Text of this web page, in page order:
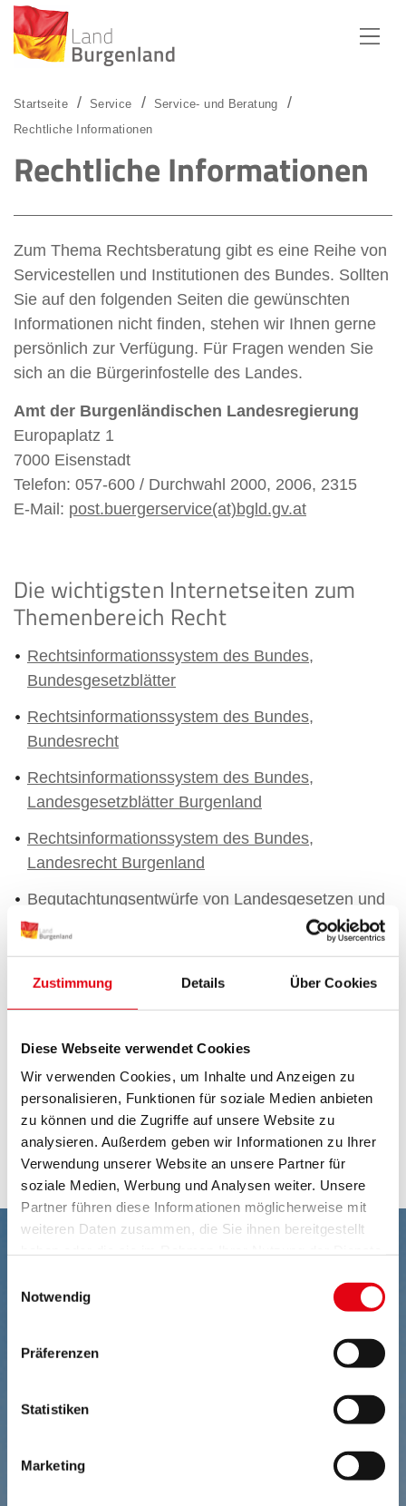
Zustimmung Details Über Cookies
Diese Webseite verwendet Cookies
Wir verwenden Cookies, um Inhalte und Anzeigen zu
personalisieren, Funktionen für soziale Medien anbieten
zu können und die Zugriffe auf unsere Website zu
analysieren. Außerdem geben wir Informationen zu Ihrer
Verwendung unserer Website an unsere Partner für
soziale Medien, Werbung und Analysen weiter. Unsere
Partner führen diese Informationen möglicherweise mit
weiteren Daten zusammen, die Sie ihnen bereitgestellt
Notwendig
Präferenzen
Statistiken
Marketing
Startseite Service
Service- und Beratung
Rechtliche Informationen
Rechtliche Informationen
Zum Thema Rechtsberatung gibt es eine Reihe von
Servicestellen und Institutionen des Bundes. Sollten
Sie auf den folgenden Seiten die gewünschten
Informationen nicht finden, stehen wir Ihnen gerne
persönlich zur Verfügung. Für Fragen wenden Sie
sich an die Bürgerinfostelle des Landes.
Amt der Burgenländischen Landesregierung
Europaplatz 1
7000 Eisenstadt
Telefon: 057-600 / Durchwahl 2000, 2006, 2315
E-Mail: post.buergerservice(at)bgld.gv.at
Die wichtigsten Internetseiten zum
Themenbereich Recht
Rechtsinformationssystem des Bundes,
Bundesgesetzblätter
Rechtsinformationssystem des Bundes,
Bundesrecht
Rechtsinformationssystem des Bundes,
Landesgesetzblätter Burgenland
Rechtsinformationssystem des Bundes,
Landesrecht Burgenland
Begutachtungsentwürfe von Landesgesetzen und
Verordnungen
Bürgerinnen und Bürger Begutachtungen
Landesgesetzblätter
Das österreichische Parlament
Österreichischer Verfassungsgerichtshof
Österreichischer Verwaltungsgerichtshof